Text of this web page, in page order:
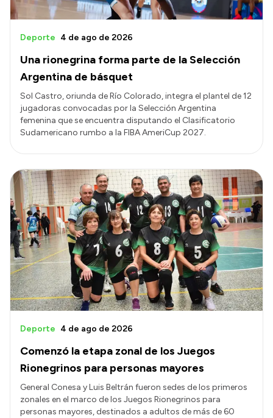
Una rionegrina forma parte de la Selección
Argentina de básquet
Deporte 4 de ago de 2026
Sol Castro, oriunda de Río Colorado, integra el plantel de 12
jugadoras convocadas por la Selección Argentina
femenina que se encuentra disputando el Clasificatorio
Sudamericano rumbo a la FIBA AmeriCup 2027.
Comenzó la etapa zonal de los Juegos
Rionegrinos para personas mayores
Deporte 4 de ago de 2026
General Conesa y Luis Beltrán fueron sedes de los primeros
zonales en el marco de los Juegos Rionegrinos para
personas mayores, destinados a adultos de más de 60